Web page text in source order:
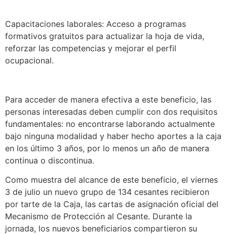
Capacitaciones laborales: Acceso a programas
formativos gratuitos para actualizar la hoja de vida,
reforzar las competencias y mejorar el perfil
ocupacional.
Para acceder de manera efectiva a este beneficio, las
personas interesadas deben cumplir con dos requisitos
fundamentales: no encontrarse laborando actualmente
bajo ninguna modalidad y haber hecho aportes a la caja
en los último 3 años, por lo menos un año de manera
continua o discontinua.
Como muestra del alcance de este beneficio, el viernes
3 de julio un nuevo grupo de 134 cesantes recibieron
por tarte de la Caja, las cartas de asignación oficial del
Mecanismo de Protección al Cesante. Durante la
jornada, los nuevos beneficiarios compartieron su